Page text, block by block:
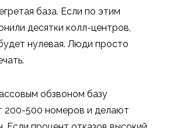
база. Если по этим
десятки колл-центров,
нулевая. Люди просто
обзвоном базу
200-500 номеров и делают